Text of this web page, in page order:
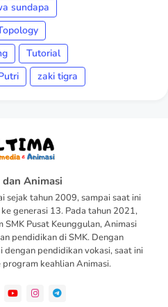
sundapa
Tutorial
zaki tigra
Animasi
sejak tahun 2009, sampai saat ini
generasi 13. Pada tahun 2021,
Pusat Keunggulan, Animasi
pendidikan di SMK. Dengan
pendidikan vokasi, saat ini
keahlian Animasi.